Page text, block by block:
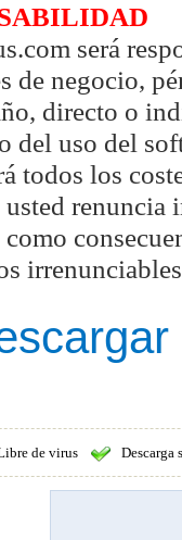
será
de negocio,
directo o
del uso del
todos los
de virus Descarga